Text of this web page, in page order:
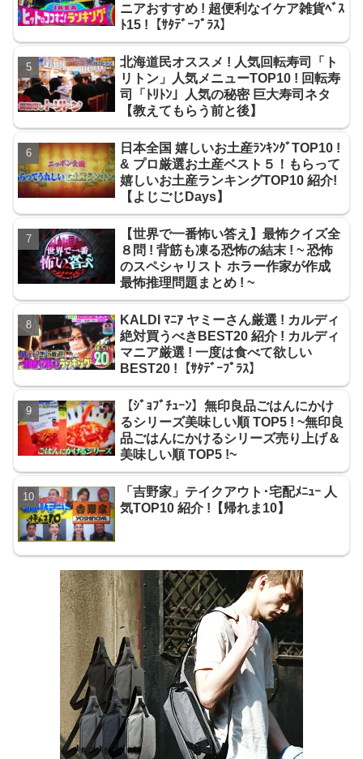
ニアおすすめ ! 超便利なイケア雑貨ﾍﾞｽ
ﾄ15 !【ｻﾀﾃﾞｰﾌﾟﾗｽ】
北海道民オススメ ! 人気回転寿司「ト
リトン」人気メニューTOP10 ! 回転寿
司「ﾄﾘﾄﾝ」人気の秘密 巨大寿司ネタ
【教えてもらう前と後】
日本全国 嬉しいお土産ﾗﾝｷﾝｸﾞTOP10 !
& プロ厳選お土産ベスト５！もらって
嬉しいお土産ランキングTOP10 紹介!
【よじごじDays】
【世界で一番怖い答え】最怖クイズ全
８問 ! 背筋も凍る恐怖の結末 ! ~ 恐怖
のスペシャリスト ホラー作家が作成
最怖推理問題まとめ ! ~
KALDI ﾏﾆｱ ヤミーさん厳選 ! カルディ
絶対買うべきBEST20 紹介 ! カルディ
マニア厳選 ! 一度は食べて欲しい
BEST20 !【ｻﾀﾃﾞｰﾌﾟﾗｽ】
【ｼﾞｮﾌﾞﾁｭｰﾝ】無印良品ごはんにかけ
るシリーズ美味しい順 TOP5 ! ~無印良
品ごはんにかけるシリーズ売り上げ＆
美味しい順 TOP5 !~
「吉野家」テイクアウト･宅配ﾒﾆｭｰ 人
気TOP10 紹介 !【帰れま10】